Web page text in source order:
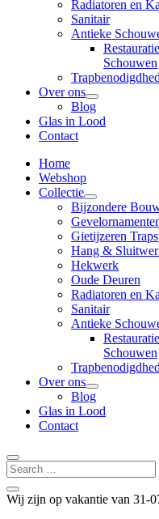
Radiatoren en
Sanitair
Antieke
Schouwen
Over ons
Blog
Glas in Lood
Contact
Home
Webshop
Collectie
Bijzondere
Gietijzeren
Hang &
Hekwerk
Oude Deuren
Radiatoren en
Sanitair
Antieke
Schouwen
Over ons
Blog
Glas in Lood
Contact
Wij zijn op vakantie van 31-